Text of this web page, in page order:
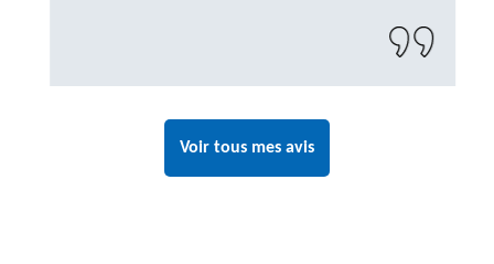
Voir tous mes avis